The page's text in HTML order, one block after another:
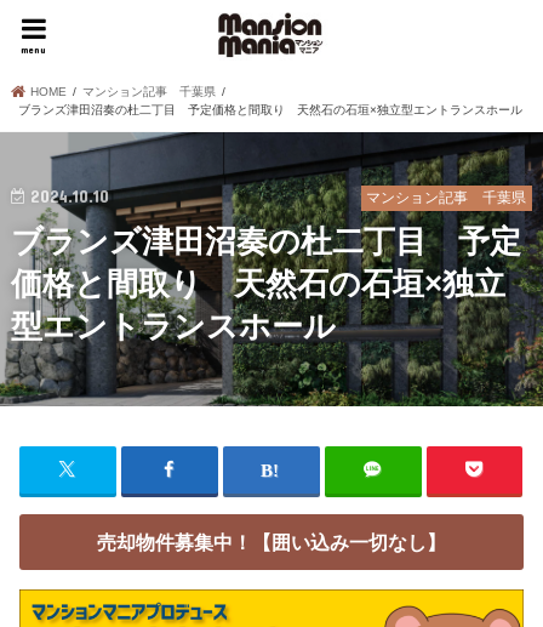
menu
HOME
マンション記事 千葉県
ブランズ津田沼奏の杜二丁目 予定価格と間取り 天然石の石垣×独立型エントランスホール
マンション記事 千葉県
2024.10.10
ブランズ津田沼奏の杜二丁目 予定
価格と間取り 天然石の石垣×独立
型エントランスホール
売却物件募集中！【囲い込み一切なし】